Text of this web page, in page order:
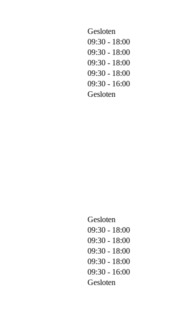
Gesloten
09:30 - 18:00
09:30 - 18:00
09:30 - 18:00
09:30 - 18:00
09:30 - 16:00
Gesloten
Gesloten
09:30 - 18:00
09:30 - 18:00
09:30 - 18:00
09:30 - 18:00
09:30 - 16:00
Gesloten